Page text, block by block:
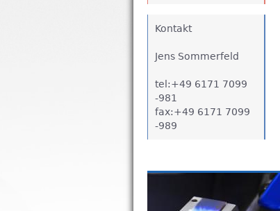
Kontakt
Jens Sommerfeld
tel:+49 6171 7099
-981
fax:+49 6171 7099
-989
Tab Group